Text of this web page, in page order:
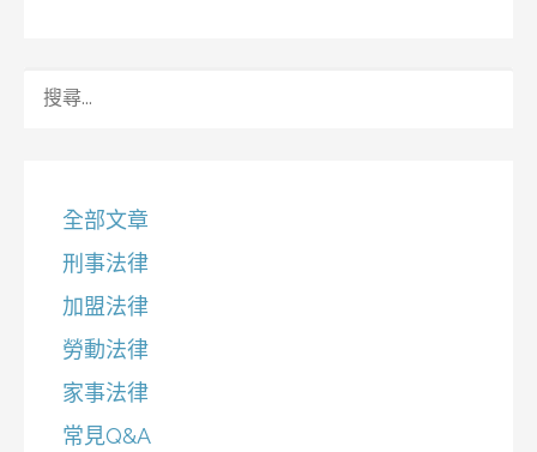
全部文章
刑事法律
加盟法律
勞動法律
家事法律
常見Q&A